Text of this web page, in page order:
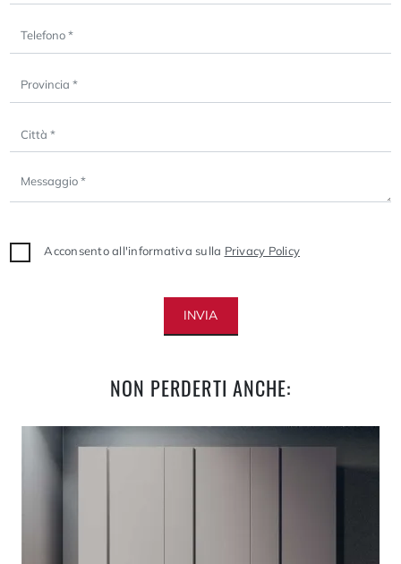
Acconsento all'informativa sulla Privacy Policy
INVIA
NON PERDERTI ANCHE: